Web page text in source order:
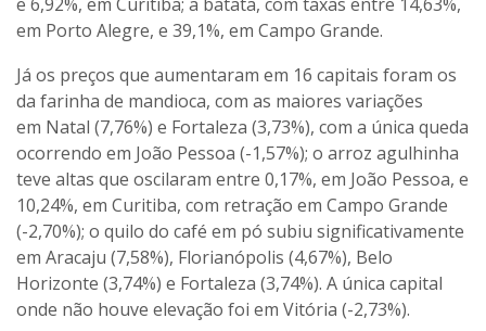
em Porto Alegre, e 39,1%, em Campo Grande.
Já os preços que aumentaram em 16 capitais foram os
da farinha de mandioca, com as maiores variações
em Natal (7,76%) e Fortaleza (3,73%), com a única queda
ocorrendo em João Pessoa (-1,57%); o arroz agulhinha
teve altas que oscilaram entre 0,17%, em João Pessoa, e
10,24%, em Curitiba, com retração em Campo Grande
(-2,70%); o quilo do café em pó subiu significativamente
em Aracaju (7,58%), Florianópolis (4,67%), Belo
Horizonte (3,74%) e Fortaleza (3,74%). A única capital
onde não houve elevação foi em Vitória (-2,73%).